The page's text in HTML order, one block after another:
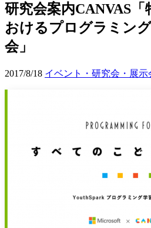
研究会案内CANVAS「
おけるプログラミン
会」
2017/8/18 イベント・研究会・展示